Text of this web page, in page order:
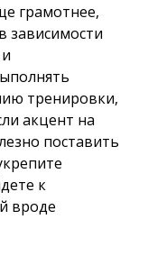
грамотнее,
зависимости
тренировки,
акцент на
поставить
к
вроде